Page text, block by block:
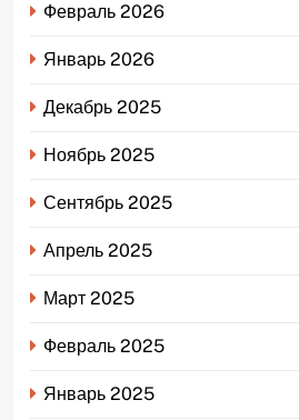
Февраль 2026
Январь 2026
Декабрь 2025
Ноябрь 2025
Сентябрь 2025
Апрель 2025
Март 2025
Февраль 2025
Январь 2025